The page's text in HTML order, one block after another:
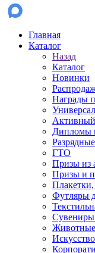
Главная
Каталог
Назад
Каталог
Новинки
Награды
Дипломы
ГТО
Призы из
Призы и
Футляры
Сувениры
Животные
Искусство